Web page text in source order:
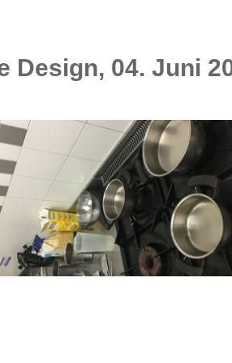
Design, 04. Juni